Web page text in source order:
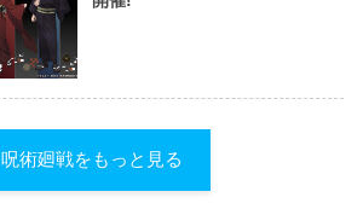
呪術廻戦をもっと見る